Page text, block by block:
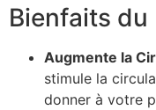
Bienfaits du
Augmente la
stimule la
donner à votre